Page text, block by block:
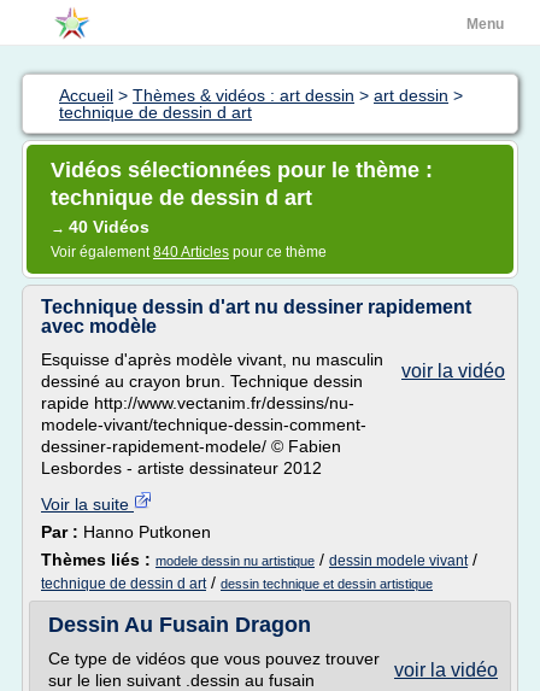
Menu
Accueil > Thèmes & vidéos : art dessin > art dessin >
technique de dessin d art
Vidéos sélectionnées pour le thème :
technique de dessin d art
→ 40 Vidéos
Voir également840 Articles pour ce thème
Technique dessin d'art nu dessiner rapidement
avec modèle
voir la vidéo
Esquisse d'après modèle vivant, nu masculin
dessiné au crayon brun. Technique dessin
rapide http://www.vectanim.fr/dessins/nu-
modele-vivant/technique-dessin-comment-
dessiner-rapidement-modele/ © Fabien
Lesbordes - artiste dessinateur 2012
Voir la suite
Par : Hanno Putkonen
Thèmes liés : modele dessin nu artistique / dessin modele vivant/
technique de dessin d art/ dessin technique et dessin artistique
Dessin Au Fusain Dragon
voir la vidéo
Ce type de vidéos que vous pouvez trouver
sur le lien suivant .dessin au fusain